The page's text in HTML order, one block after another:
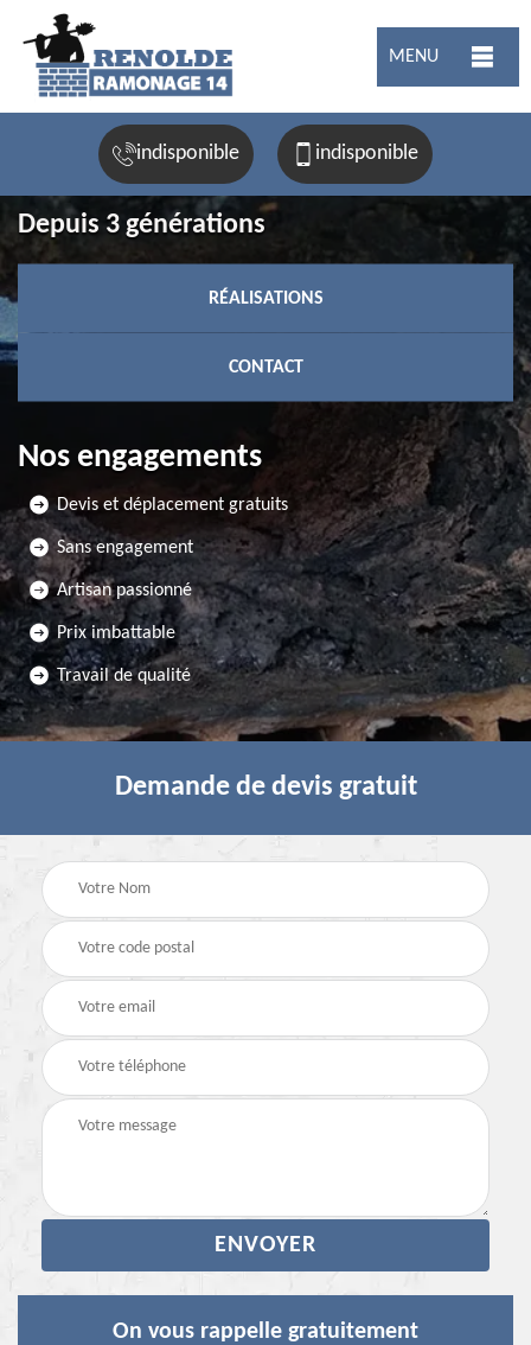
MENU
indisponible indisponible
Depuis 3 générations
RÉALISATIONS
CONTACT
Nos engagements
Devis et déplacement gratuits
Sans engagement
Artisan passionné
Prix imbattable
Travail de qualité
Demande de devis gratuit
On vous rappelle gratuitement